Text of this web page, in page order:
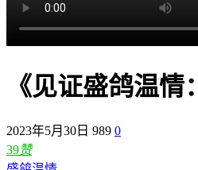
《见证盛鸽温
2023年5月30日 989 0
39赞